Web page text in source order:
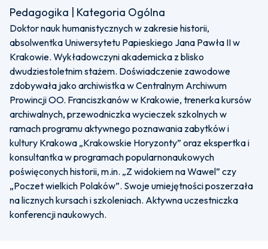
Pedagogika | Kategoria Ogólna
Doktor nauk humanistycznych w zakresie historii,
absolwentka Uniwersytetu Papieskiego Jana Pawła II w
Krakowie. Wykładowczyni akademicka z blisko
dwudziestoletnim stażem. Doświadczenie zawodowe
zdobywała jako archiwistka w Centralnym Archiwum
Prowincji OO. Franciszkanów w Krakowie, trenerka kursów
archiwalnych, przewodniczka wycieczek szkolnych w
ramach programu aktywnego poznawania zabytków i
kultury Krakowa „Krakowskie Horyzonty” oraz ekspertka i
konsultantka w programach popularnonaukowych
poświęconych historii, m.in. „Z widokiem na Wawel” czy
„Poczet wielkich Polaków”. Swoje umiejętności poszerzała
na licznych kursach i szkoleniach. Aktywna uczestniczka
konferencji naukowych.